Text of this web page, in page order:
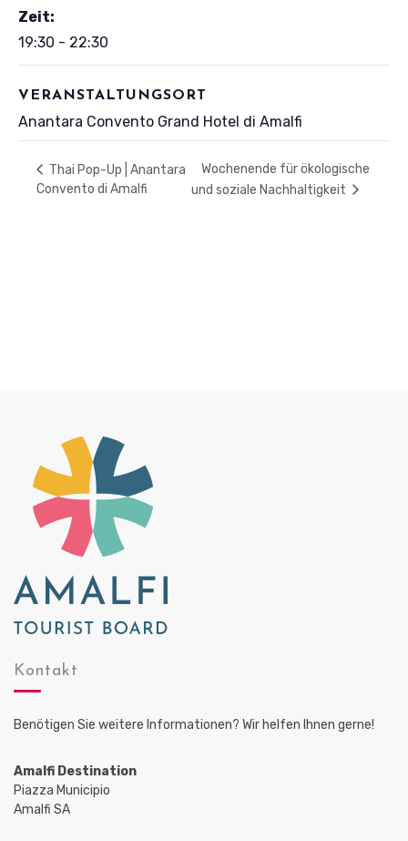
Zeit:
19:30 - 22:30
VERANSTALTUNGSORT
Anantara Convento Grand Hotel di Amalfi
Thai Pop-Up | Anantara
Convento di Amalfi
Wochenende für ökologische
und soziale Nachhaltigkeit
Kontakt
Benötigen Sie weitere Informationen? Wir helfen Ihnen gerne!
Amalfi Destination
Piazza Municipio
Amalfi SA